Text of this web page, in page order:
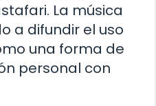
La música
a difundir el uso
una forma de
personal con